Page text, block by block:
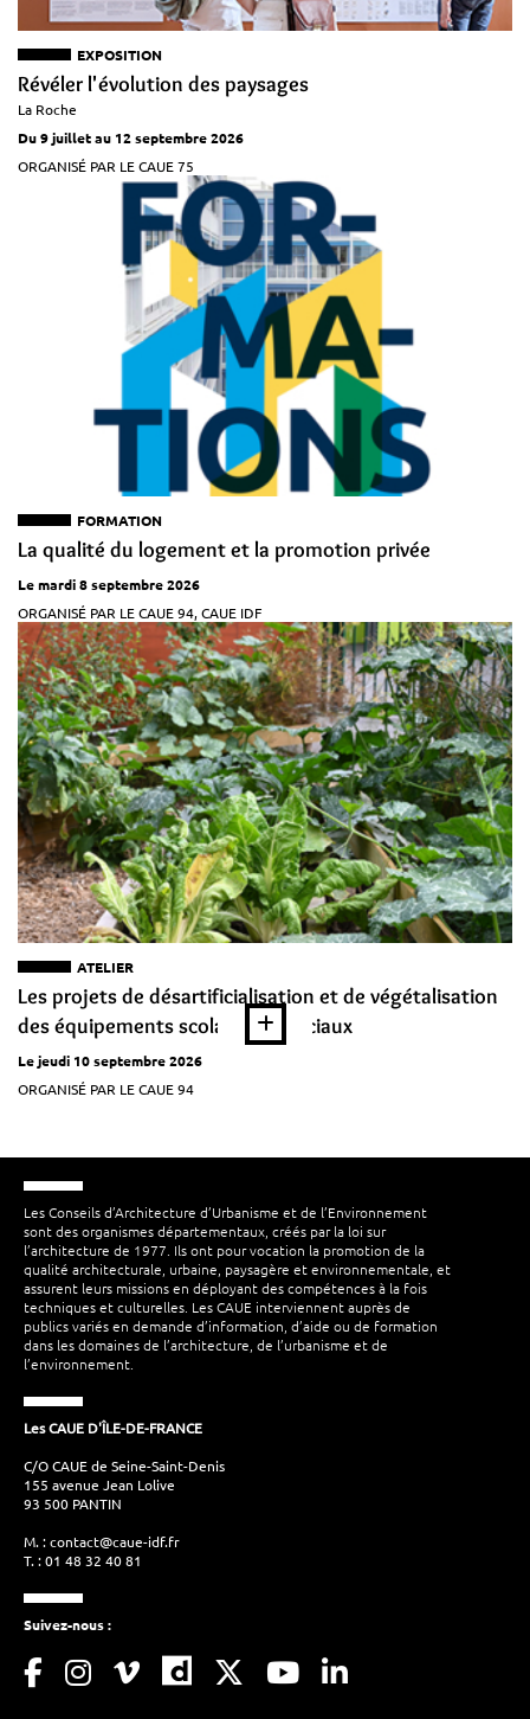
EXPOSITION
Révéler l'évolution des paysages
La Roche
Du 9 juillet au 12 septembre 2026
ORGANISÉ PAR LE CAUE 75
FORMATION
La qualité du logement et la promotion privée
Le mardi 8 septembre 2026
ORGANISÉ PAR LE CAUE 94, CAUE IDF
ATELIER
Les projets de désartificialisation et de végétalisation
des équipements scolaires et sociaux
Le jeudi 10 septembre 2026
ORGANISÉ PAR LE CAUE 94
Les Conseils d’Architecture d’Urbanisme et de l’Environnement
sont des organismes départementaux, créés par la loi sur
l’architecture de 1977. Ils ont pour vocation la promotion de la
qualité architecturale, urbaine, paysagère et environnementale, et
assurent leurs missions en déployant des compétences à la fois
techniques et culturelles. Les CAUE interviennent auprès de
publics variés en demande d’information, d’aide ou de formation
dans les domaines de l’architecture, de l’urbanisme et de
l’environnement.
Les CAUE D'ÎLE-DE-FRANCE
C/O CAUE de Seine-Saint-Denis
155 avenue Jean Lolive
93 500 PANTIN
M. :contact@caue-idf.fr
T. : 01 48 32 40 81
Suivez-nous :